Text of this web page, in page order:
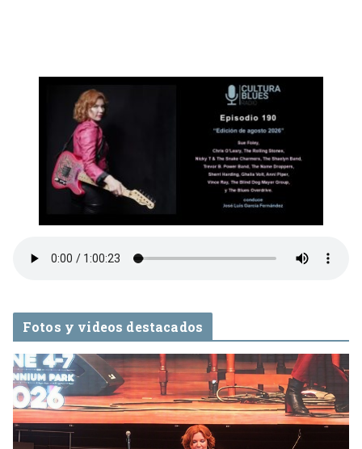
Fotos y videos destacados